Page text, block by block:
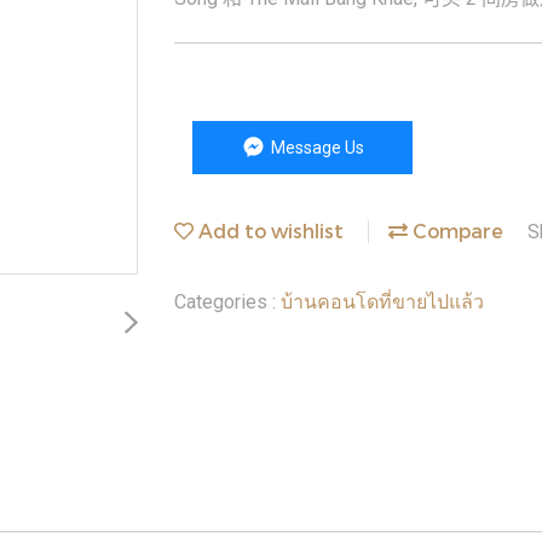
Message Us
Add to wishlist Compare
Categories : บ้านคอนโดที่ขายไปแล้ว